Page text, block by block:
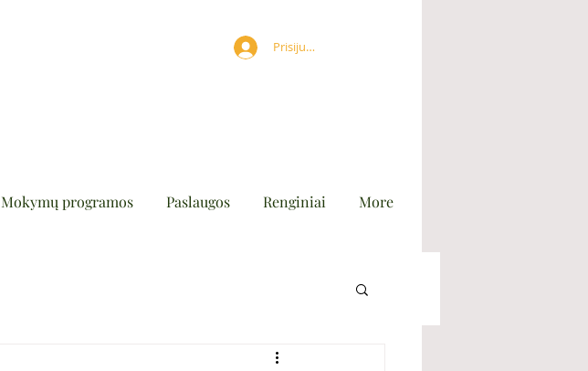
Prisijungti
Mokymų programos Paslaugos Renginiai More